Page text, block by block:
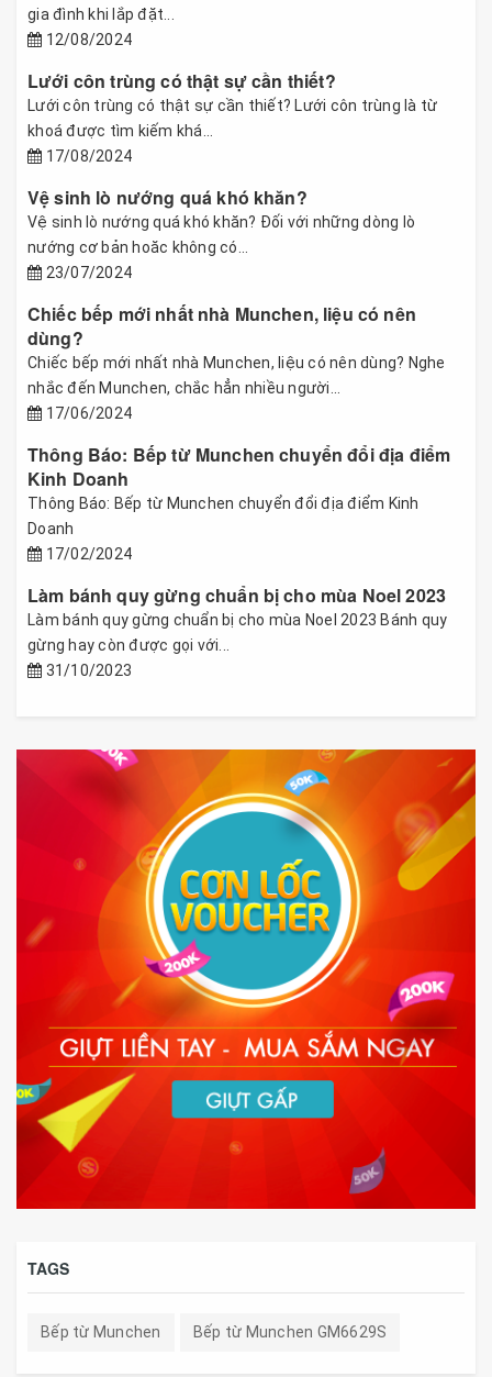
gia đình khi lắp đặt...
12/08/2024
Lưới côn trùng có thật sự cần thiết?
Lưới côn trùng có thật sự cần thiết? Lưới côn trùng là từ
khoá được tìm kiếm khá...
17/08/2024
Vệ sinh lò nướng quá khó khăn?
Vệ sinh lò nướng quá khó khăn? Đối với những dòng lò
nướng cơ bản hoăc không có...
23/07/2024
Chiếc bếp mới nhất nhà Munchen, liệu có nên
dùng?
Chiếc bếp mới nhất nhà Munchen, liệu có nên dùng? Nghe
nhắc đến Munchen, chắc hẳn nhiều người...
17/06/2024
Thông Báo: Bếp từ Munchen chuyển đổi địa điểm
Kinh Doanh
Thông Báo: Bếp từ Munchen chuyển đổi địa điểm Kinh
Doanh
17/02/2024
Làm bánh quy gừng chuẩn bị cho mùa Noel 2023
Làm bánh quy gừng chuẩn bị cho mùa Noel 2023 Bánh quy
gừng hay còn được gọi với...
31/10/2023
TAGS
Bếp từ Munchen Bếp từ Munchen GM6629S